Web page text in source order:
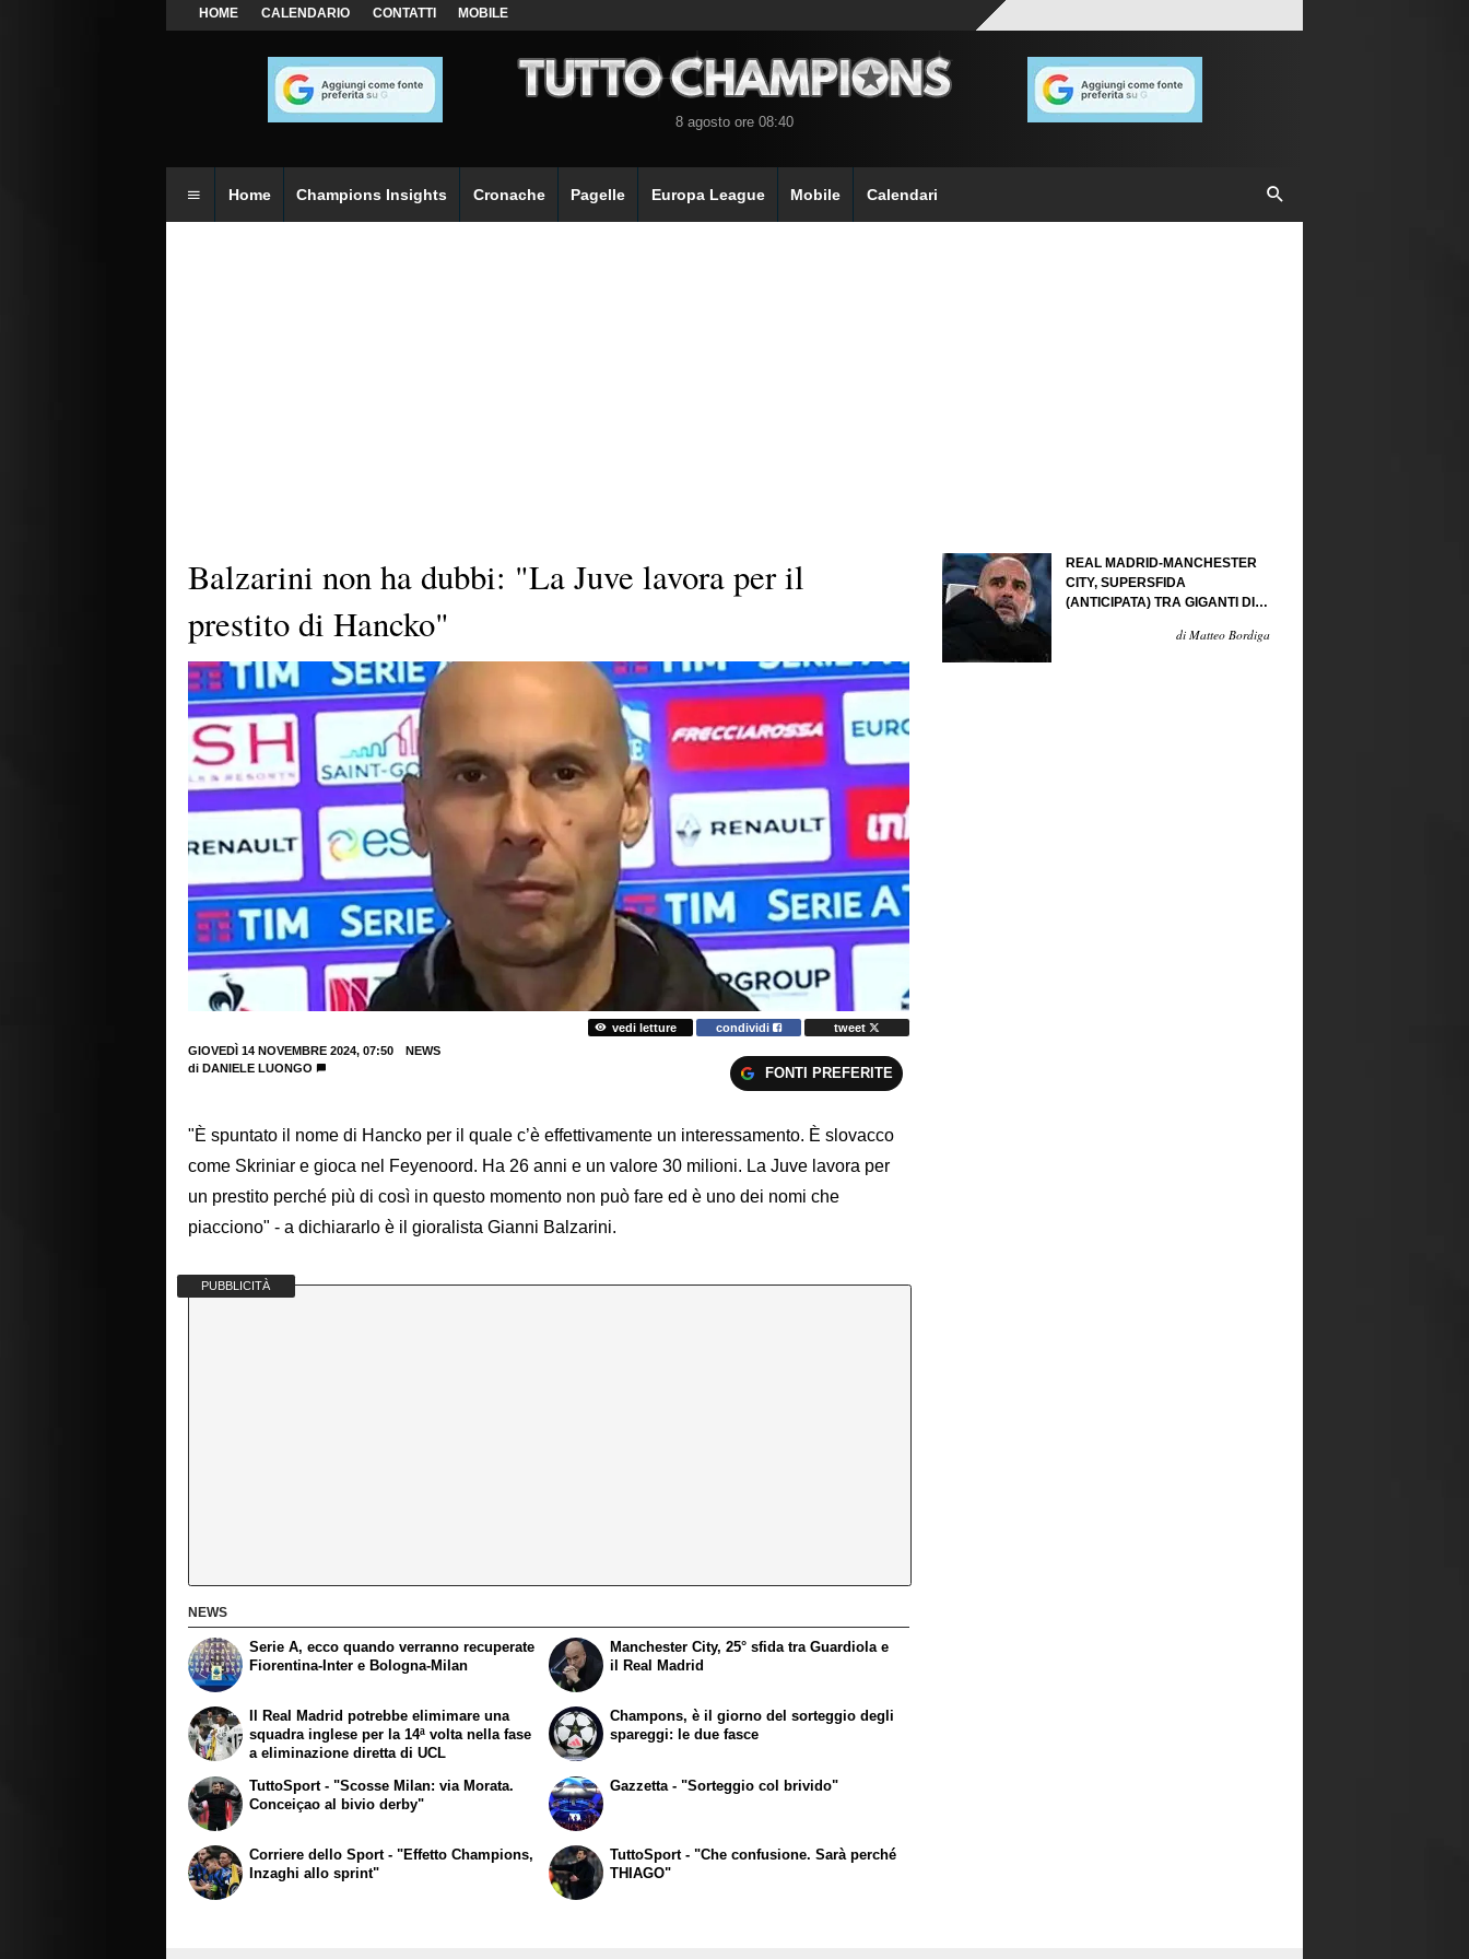
HOME CALENDARIO CONTATTI MOBILE
8 agosto ore 08:40
Home Champions Insights Cronache Pagelle Europa League Mobile Calendari
Balzarini non ha dubbi: "La Juve lavora per il
prestito di Hancko"
vedi letture condividi
tweet
GIOVEDÌ 14 NOVEMBRE 2024, 07:50
NEWS
di DANIELE LUONGO FONTI PREFERITE
"È spuntato il nome di Hancko per il quale c’è effettivamente un interessamento. È slovacco
come Skriniar e gioca nel Feyenoord. Ha 26 anni e un valore 30 milioni. La Juve lavora per
un prestito perché più di così in questo momento non può fare ed è uno dei nomi che
piacciono" - a dichiararlo è il gioralista Gianni Balzarini.
PUBBLICITÀ
NEWS
Serie A, ecco quando verranno recuperate
Fiorentina-Inter e Bologna-Milan
Il Real Madrid potrebbe elimimare una
squadra inglese per la 14ª volta nella fase
a eliminazione diretta di UCL
Manchester City, 25° sfida tra Guardiola e
il Real Madrid
Champons, è il giorno del sorteggio degli
spareggi: le due fasce
TuttoSport - "Scosse Milan: via Morata.
Conceiçao al bivio derby"
Corriere dello Sport - "Effetto Champions,
Inzaghi allo sprint"
Gazzetta - "Sorteggio col brivido"
TuttoSport - "Che confusione. Sarà perché
THIAGO"
REAL MADRID-MANCHESTER
CITY, SUPERSFIDA
(ANTICIPATA) TRA GIGANTI DI
di Matteo Bordiga